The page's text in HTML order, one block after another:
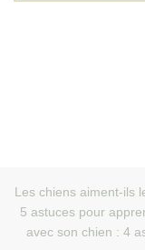
Les chiens aiment-ils
5 astuces pour
avec son chien : 4